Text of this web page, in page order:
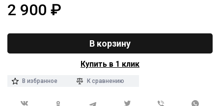
2 900 ₽
В корзину
Купить в 1 клик
В избранное К сравнению